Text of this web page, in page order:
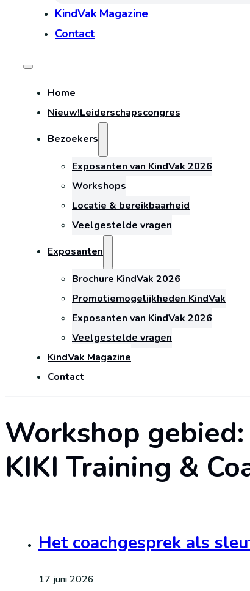
KindVak Magazine
Contact
Home
Nieuw!Leiderschapscongres
Bezoekers
Exposanten van KindVak 2026
Workshops
Locatie & bereikbaarheid
Veelgestelde vragen
Exposanten
Brochure KindVak 2026
Promotiemogelijkheden KindVak
Exposanten van KindVak 2026
Veelgestelde vragen
KindVak Magazine
Contact
Workshop gebied:
KIKI Training &
Het coachgesprek als
17 juni 2026